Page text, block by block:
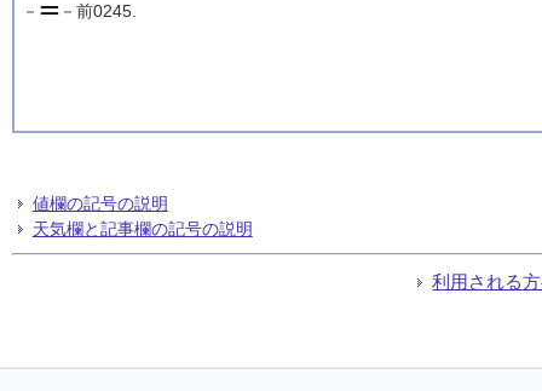
－ －前0245.
値欄の記号の説明
天気欄と記事欄の記号の説明
利用される